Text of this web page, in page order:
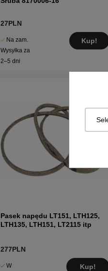
27PLN
Na zam.
Wysyłka za
2–5 dni
Kup!
Pasek napędu LT151, LTH125,
LTH135, LTH151, LT2115 itp
277PLN
W
Kup!